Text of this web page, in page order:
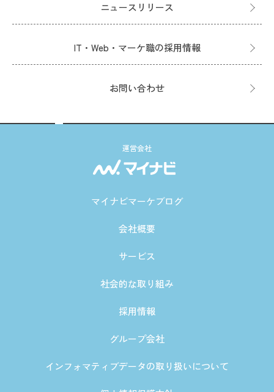
ニュースリリース
IT・Web・マーケ職の採用情報
お問い合わせ
運営会社
マイナビマーケブログ
会社概要
サービス
社会的な取り組み
採用情報
グループ会社
インフォマティブデータの取り扱いについて